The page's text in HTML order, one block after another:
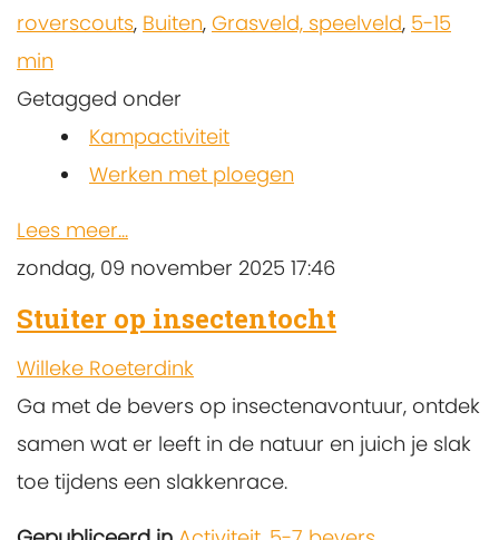
roverscouts, Buiten, Grasveld, speelveld, 5-15
min
Getagged onder
Kampactiviteit
Werken met ploegen
Lees meer...
zondag, 09 november 2025 17:46
Stuiter op insectentocht
Willeke Roeterdink
Ga met de bevers op insectenavontuur, ontdek
samen wat er leeft in de natuur en juich je slak
toe tijdens een slakkenrace.